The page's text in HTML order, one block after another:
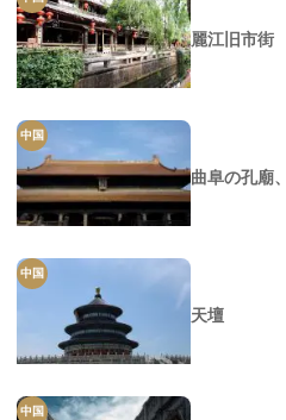
麗江旧市街
中国
曲阜の孔廟
中国
天壇
中国